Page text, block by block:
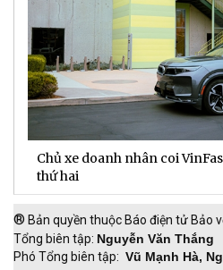
Chủ xe doanh nhân coi
thứ hai
® Bản quyền thuộc Báo điện tử Bảo
Tổng biên tập: Nguyễn Văn Thắng
Phó Tổng biên tập: Vũ Mạnh Hà,